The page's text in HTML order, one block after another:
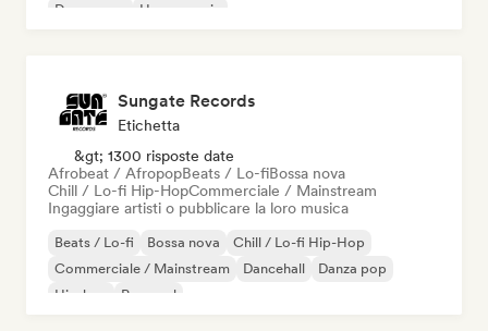
Dream pop
House music
Sungate Records
Etichetta
&gt; 1300 risposte date
Afrobeat / AfropopBeats / Lo-fiBossa nova
Chill / Lo-fi Hip-HopCommerciale / Mainstream
Ingaggiare artisti o pubblicare la loro musica
Beats / Lo-fi Bossa nova
Chill / Lo-fi Hip-Hop
Commerciale / Mainstream
Dancehall
Danza pop
Hip-hop
Pop soul